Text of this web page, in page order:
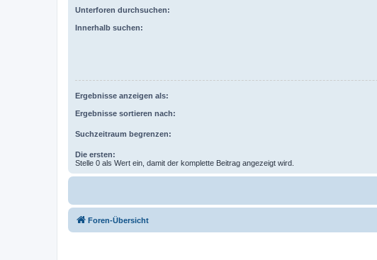
Unterforen durchsuchen:
Innerhalb suchen:
Ergebnisse anzeigen als:
Ergebnisse sortieren nach:
Suchzeitraum begrenzen:
Die ersten:
Stelle 0 als Wert ein, damit der komplette Beitrag angezeigt wird.
Foren-Übersicht